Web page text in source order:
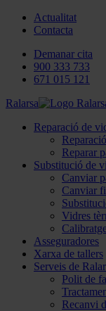
Actualitat
Contacta
Demanar cita
900 333 733
671 015 121
Ralarsa
Reparació de
Reparar
Substitució de
Canviar
Canviar
Vidres
Asseguradores
Xarxa de tallers
Serveis de
Polit de
Recanvi